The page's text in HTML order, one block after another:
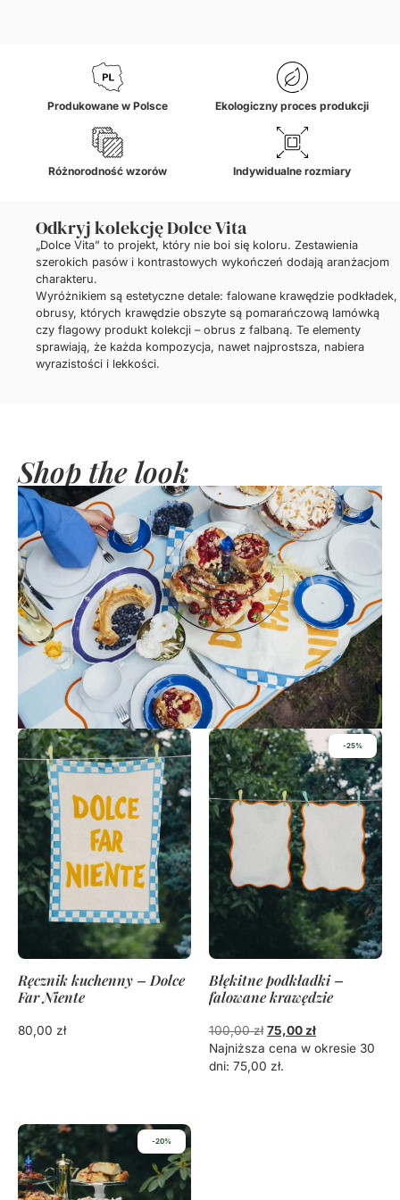
Produkowane w Polsce Ekologiczny proces produkcji
Różnorodność wzorów Indywidualne rozmiary
Odkryj kolekcję Dolce Vita
„Dolce Vita” to projekt, który nie boi się koloru. Zestawienia
szerokich pasów i kontrastowych wykończeń dodają aranżacjom
charakteru.
Wyróżnikiem są estetyczne detale: falowane krawędzie podkładek,
obrusy, których krawędzie obszyte są pomarańczową lamówką
czy flagowy produkt kolekcji – obrus z falbaną. Te elementy
sprawiają, że każda kompozycja, nawet najprostsza, nabiera
wyrazistości i lekkości.
Shop the look
Ręcznik kuchenny – Dolce
Far Niente
80,00 zł
-25%
Błękitne podkładki –
falowane krawędzie
100,00zł 75,00zł
Najniższa cena w okresie 30
dni: 75,00 zł.
-20%